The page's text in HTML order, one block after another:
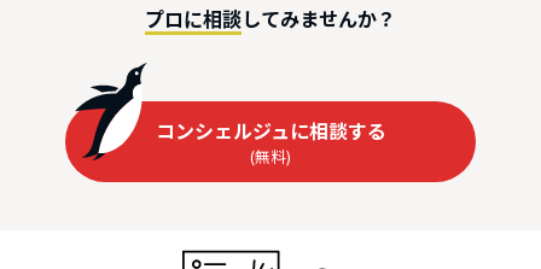
プロに相談してみませんか？
コンシェルジュに相談する
(無料)